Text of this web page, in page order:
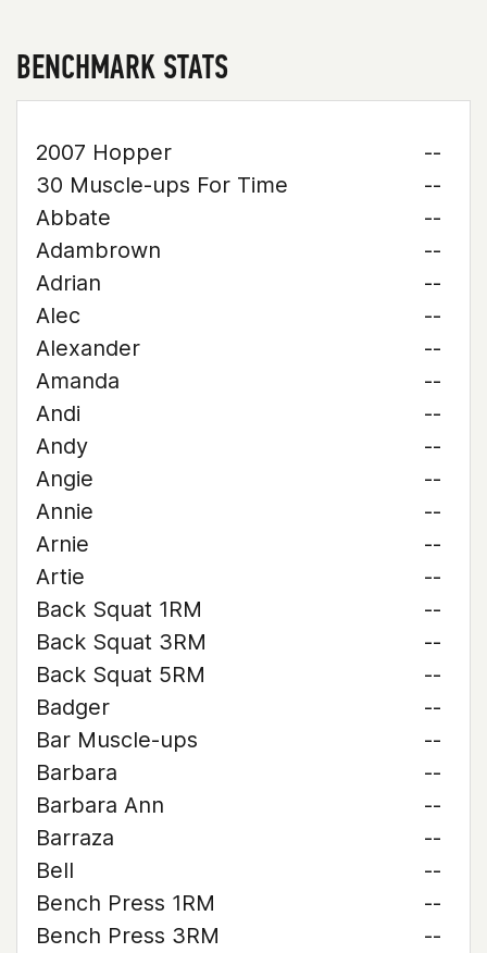
BENCHMARK STATS
2007 Hopper
--
30 Muscle-ups For Time
--
Abbate
--
Adambrown
--
Adrian
--
Alec
--
Alexander
--
Amanda
--
Andi
--
Andy
--
Angie
--
Annie
--
Arnie
--
Artie
--
Back Squat 1RM
--
Back Squat 3RM
--
Back Squat 5RM
--
Badger
--
Bar Muscle-ups
--
Barbara
--
Barbara Ann
--
Barraza
--
Bell
--
Bench Press 1RM
--
Bench Press 3RM
--